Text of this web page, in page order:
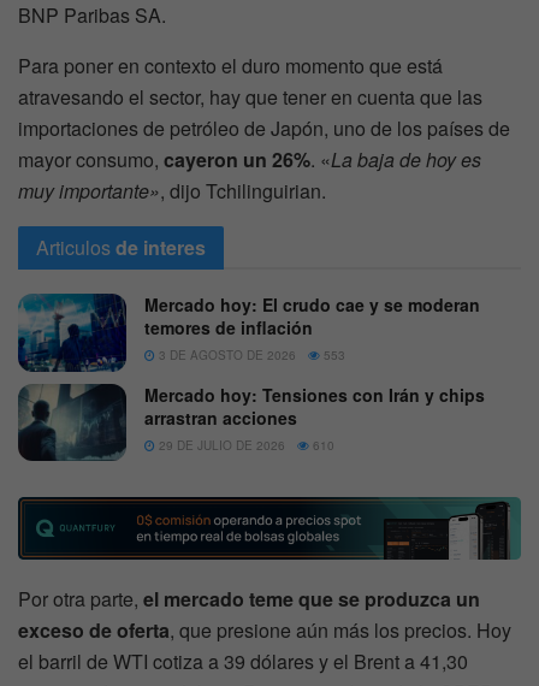
BNP Paribas SA.
Para poner en contexto el duro momento que está
atravesando el sector, hay que tener en cuenta que las
importaciones de petróleo de Japón, uno de los países de
mayor consumo, cayeron un 26%. «La baja de hoy es
muy importante», dijo Tchilinguirian.
Articulosde interes
Mercado hoy: El crudo cae y se moderan
temores de inflación
3 DE AGOSTO DE 2026 553
Mercado hoy: Tensiones con Irán y chips
arrastran acciones
29 DE JULIO DE 2026 610
Por otra parte, el mercado teme que se produzca un
exceso de oferta, que presione aún más los precios. Hoy
el barril de WTI cotiza a 39 dólares y el Brent a 41,30